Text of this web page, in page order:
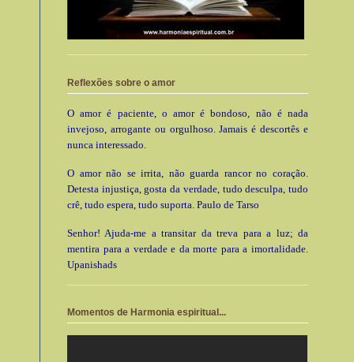
Reflexões sobre o amor
O amor é paciente, o amor é bondoso, não é nada
invejoso, arrogante ou orgulhoso. Jamais é descortês e
nunca interessado.
O amor não se irrita, não guarda rancor no coração.
Detesta injustiça, gosta da verdade, tudo desculpa, tudo
crê, tudo espera, tudo suporta. Paulo de Tarso
Senhor! Ajuda-me a transitar da treva para a luz; da
mentira para a verdade e da morte para a imortalidade.
Upanishads
Momentos de Harmonia espiritual...